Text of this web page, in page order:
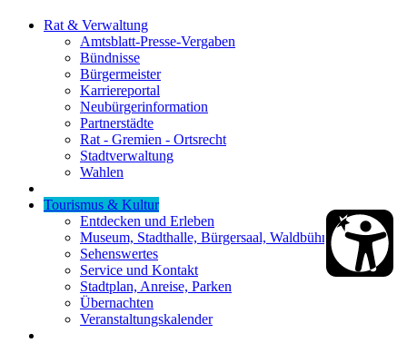
Rat & Verwaltung
Amtsblatt-Presse-Vergaben
Bündnisse
Bürgermeister
Karriereportal
Neubürgerinformation
Partnerstädte
Rat - Gremien - Ortsrecht
Stadtverwaltung
Wahlen
Tourismus & Kultur
Entdecken und Erleben
Museum, Stadthalle, Bürgersaal, Waldbühne
Sehenswertes
Service und Kontakt
Stadtplan, Anreise, Parken
Übernachten
Veranstaltungskalender